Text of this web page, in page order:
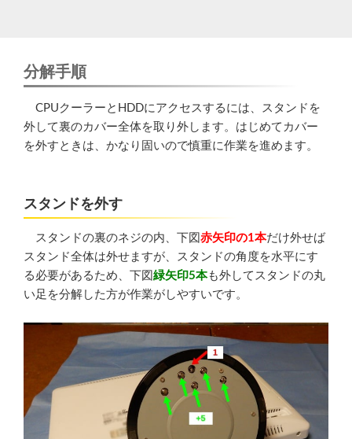
分解手順
CPUクーラーとHDDにアクセスするには、スタンドを
外して裏のカバー全体を取り外します。はじめてカバー
を外すときは、かなり固いので慎重に作業を進めます。
スタンドを外す
スタンドの裏のネジの内、下図 赤矢印の1本だけ外せば
スタンド全体は外せますが、スタンドの角度を水平にす
る必要があるため、下図 緑矢印5本も外してスタンドの丸
い足を分解した方が作業がしやすいです。